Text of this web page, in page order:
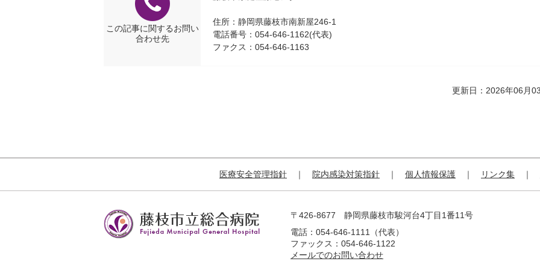
この記事に関するお問い
合わせ先
住所：静岡県藤枝市南新屋246-1
電話番号：054-646-1162(代表)
ファクス：054-646-1163
更新日：2026年06月
医療安全管理指針 院内感染対策指針 個人情報保護 リンク集
〒426-8677 静岡県藤枝市駿河台4丁目1番11号
電話：054-646-1111（代表）
ファックス：054-646-1122
メールでのお問い合わせ